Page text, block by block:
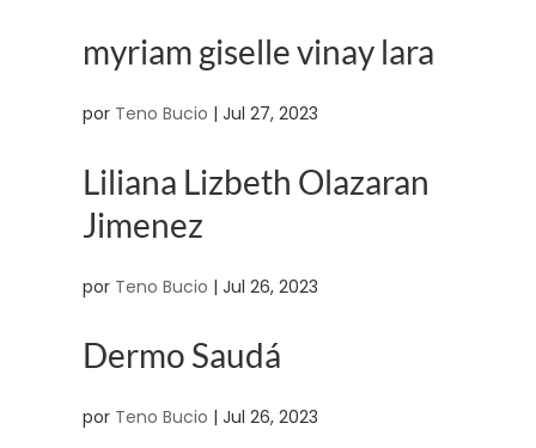
myriam giselle vinay lara
por Teno Bucio | Jul 27, 2023
Liliana Lizbeth Olazaran
Jimenez
por Teno Bucio | Jul 26, 2023
Dermo Saudá
por Teno Bucio | Jul 26, 2023